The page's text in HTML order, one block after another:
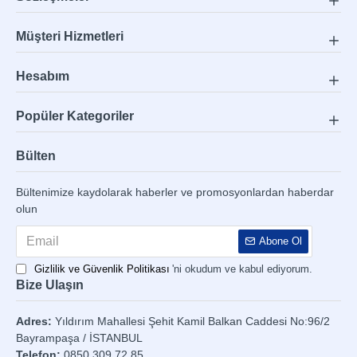
Müşteri Hizmetleri
Hesabım
Popüler Kategoriler
Bülten
Bültenimize kaydolarak haberler ve promosyonlardan haberdar
olun
Abone Ol
Gizlilik ve Güvenlik Politikası 'ni okudum ve kabul ediyorum.
Bize Ulaşın
Adres: Yıldırım Mahallesi Şehit Kamil Balkan Caddesi No:96/2
Bayrampaşa / İSTANBUL